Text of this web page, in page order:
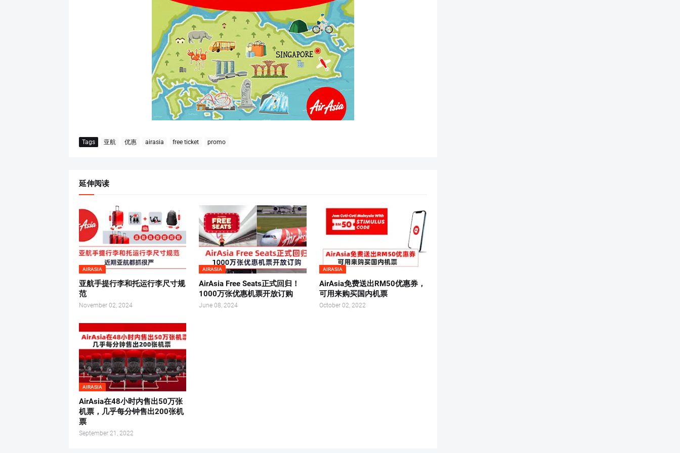
Tags 亚航 优惠 airasia free ticket promo
延伸阅读
AIRASIA
亚航手提行李和托运行李尺寸规
范
November 02, 2024
AIRASIA
AirAsia Free Seats正式回归！
1000万张优惠机票开放订购
June 08, 2024
AIRASIA
AirAsia免费送出RM50优惠券，
可用来购买国内机票
October 02, 2022
AIRASIA
AirAsia在48小时内售出50万张
机票，几乎每分钟售出200张机
票
September 21, 2022